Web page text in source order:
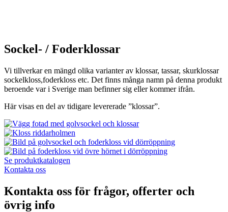
Sockel- / Foderklossar
Vi tillverkar en mängd olika varianter av klossar, tassar, skurklossar
sockelkloss,foderkloss etc. Det finns många namn på denna produkt
beroende var i Sverige man befinner sig eller kommer ifrån.
Här visas en del av tidigare levererade ”klossar”.
Se produktkatalogen
Kontakta oss
Kontakta oss för frågor, offerter och
övrig info